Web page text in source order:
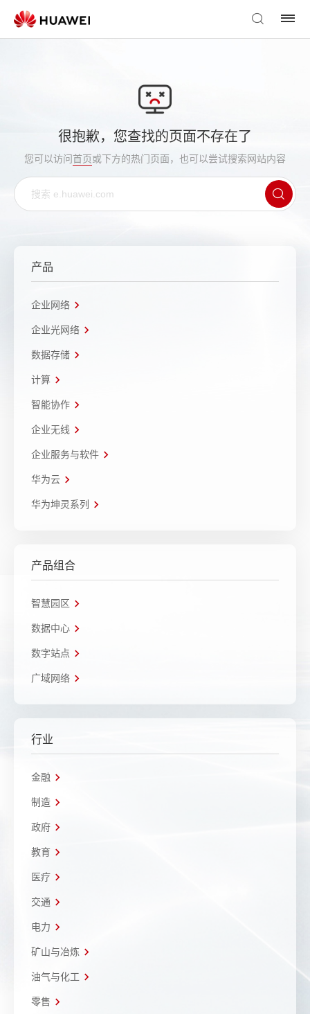
很抱歉，您查找的页面不存在了
您可以访问首页或下方的热门页面，也可以尝试搜索网站内容
产品
企业网络
企业光网络
数据存储
计算
智能协作
企业无线
企业服务与软件
华为云
华为坤灵系列
产品组合
智慧园区
数据中心
数字站点
广域网络
行业
金融
制造
政府
教育
医疗
交通
电力
矿山与冶炼
油气与化工
零售